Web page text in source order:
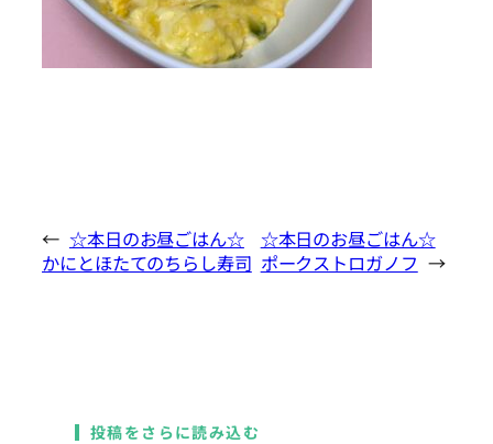
← ☆本日のお昼ごはん☆
かにとほたてのちらし寿司
☆本日のお昼ごはん☆
ポークストロガノフ →
投稿をさらに読み込む